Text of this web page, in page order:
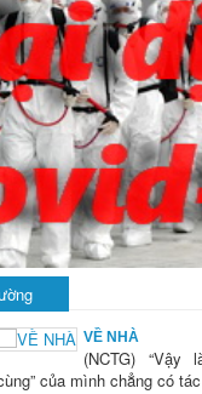
VỀ NHÀ
(NCTG) “Vậy
của mình chẳng có